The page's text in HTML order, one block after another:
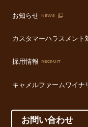
お知らせ NEWS
カスタマーハラスメント
採用情報 RECRUIT
キャメルファームワイナ
お問い合わせ